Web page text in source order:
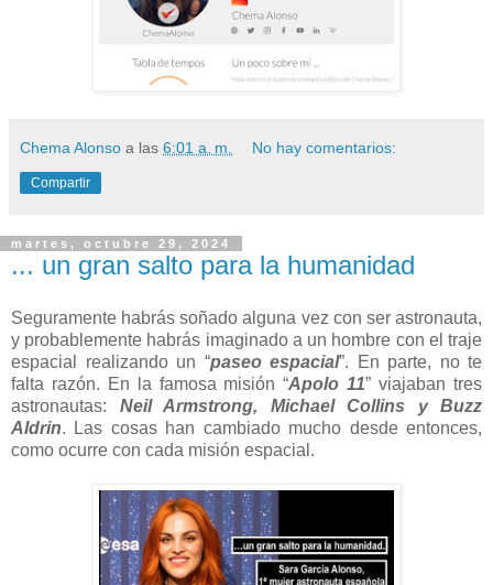
Chema Alonso a las 6:01 a. m. No hay comentarios:
Compartir
martes, octubre 29, 2024
... un gran salto para la humanidad
Seguramente habrás soñado alguna vez con ser astronauta,
y probablemente habrás imaginado a un hombre con el traje
espacial realizando un “paseo espacial”. En parte, no te
falta razón. En la famosa misión “Apolo 11” viajaban tres
astronautas: Neil Armstrong, Michael Collins y Buzz
Aldrin. Las cosas han cambiado mucho desde entonces,
como ocurre con cada misión espacial.